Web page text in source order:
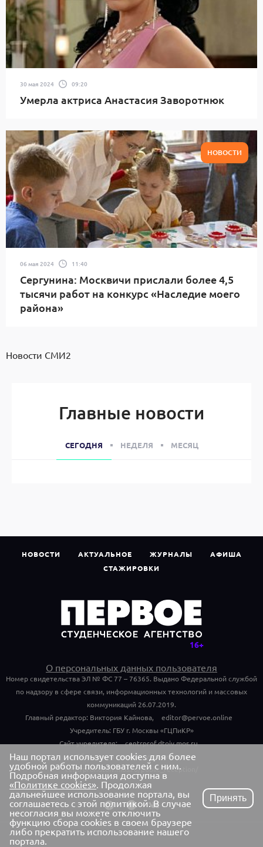
30 мая 2024 09:20
Умерла актриса Анастасия Заворотнюк
НОВОСТИ
06 мая 2024 11:40
Сергунина: Москвичи прислали более 4,5
тысячи работ на конкурс «Наследие моего
района»
Новости СМИ2
Главные новости
СЕГОДНЯ НЕДЕЛЯ МЕСЯЦ
НОВОСТИ АКТУАЛЬНОЕ ЖУРНАЛЫ
АФИША
СТАЖИРОВКИ
О персональных данных пользователя
Номер свидетельства ЭЛ № ФС 77 – 76365. Выдано Федеральной службой
по надзору в сфере связи, информационных технологий и массовых
коммуникаций 26.07.2019.
Главный редактор: Виктория Кайнова,
editor@pervoe.online
Учредитель: ГБУ г. Москвы «ГЦПиКР»
Сайт учредителя:
centrprof.dtoiv.mos.ru
Обращения граждан учредителю:
centrprof.dtoiv.mos.ru/public_reception/
Наш портал использует cookies для более
удобной работы пользователей с ним.
Подробная информация доступна в
«Политике cookies». Продолжая
дальнейшее использование портала, вы
соглашаетесь с этой политикой. В случае
несогласия вы можете отключить
функцию сбора cookies в своем браузере
либо прекратить использование нашего
портала.
Принять